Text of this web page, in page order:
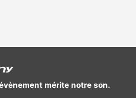
mérite notre son.